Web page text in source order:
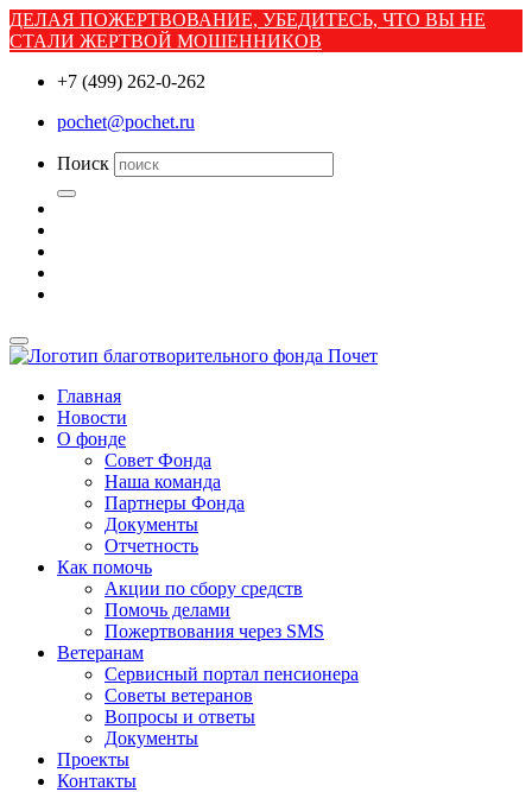
ДЕЛАЯ ПОЖЕРТВОВАНИЕ, УБЕДИТЕСЬ, ЧТО ВЫ НЕ
СТАЛИ ЖЕРТВОЙ МОШЕННИКОВ
+7 (499) 262-0-262
pochet@pochet.ru
Поиск
Главная
Новости
О фонде
Совет Фонда
Наша команда
Партнеры Фонда
Документы
Отчетность
Как помочь
Акции по сбору средств
Помочь делами
Пожертвования через SMS
Ветеранам
Сервисный портал пенсионера
Советы ветеранов
Вопросы и ответы
Документы
Проекты
Контакты